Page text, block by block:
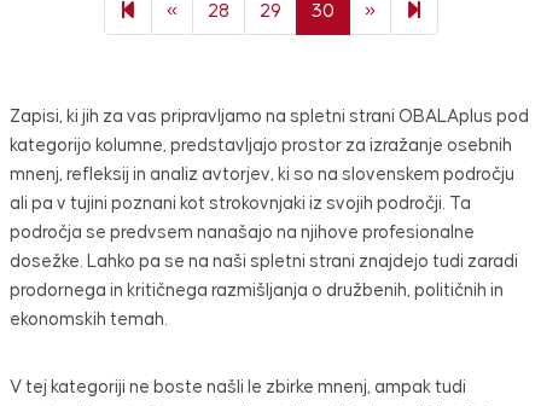
«Previous page
28 29 30 »Next page
Zapisi, ki jih za vas pripravljamo na spletni strani OBALAplus pod
kategorijo kolumne, predstavljajo prostor za izražanje osebnih
mnenj, refleksij in analiz avtorjev, ki so na slovenskem področju
ali pa v tujini poznani kot strokovnjaki iz svojih področji. Ta
področja se predvsem nanašajo na njihove profesionalne
dosežke. Lahko pa se na naši spletni strani znajdejo tudi zaradi
prodornega in kritičnega razmišljanja o družbenih, političnih in
ekonomskih temah.
V tej kategoriji ne boste našli le zbirke mnenj, ampak tudi